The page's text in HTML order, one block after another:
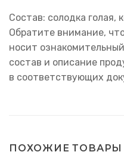
Состав: солодка голая,
Обратите внимание,
носит
состав и описание
в соответствующих
ПОХОЖИЕ ТОВАРЫ